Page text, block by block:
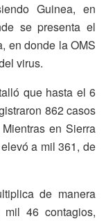
Guinea, en
se presenta el
en donde la OMS
virus.
que hasta el 6
862 casos
en Sierra
a mil 361, de
de manera
46 contagios,